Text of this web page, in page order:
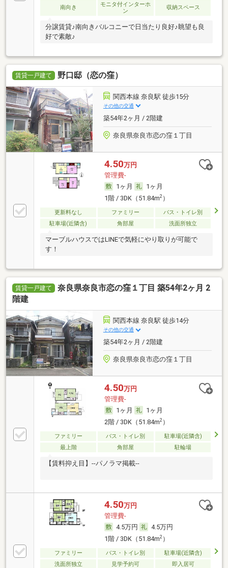
南向き
モニタ付インターホ
ン
収納スペース
分譲賃貸♪南向きバルコニーで日当たり良好♪眺望も良
好で素敵♪
賃貸一戸建て 野口邸（恋の窪）
関西本線 奈良駅 徒歩15分
その他の交通
築54年2ヶ月 / 2階建
奈良県奈良市恋の窪１丁目
4.50万円
管理費-
1ヶ月
1ヶ月
1階 / 3DK（51.84m2）
更新料なし ファミリー
バス・トイレ別
駐車場(近隣含)
角部屋 洗面所独立
マーブルハウスではLINEで気軽にやり取りが可能で
す！
賃貸一戸建て
奈良県奈良市恋の窪１丁目 築54年2ヶ月 2
階建
関西本線 奈良駅 徒歩14分
その他の交通
築54年2ヶ月 / 2階建
奈良県奈良市恋の窪１丁目
4.50万円
管理費-
1ヶ月
1ヶ月
2階 / 3DK（51.84m2）
ファミリー バス・トイレ別
駐車場(近隣含)
最上階
角部屋 駐輪場
【賃料抑え目】--パノラマ掲載--
4.50万円
管理費-
4.5万円
4.5万円
1階 / 3DK（51.84m2）
ファミリー バス・トイレ別
駐車場(近隣含)
洗面所独立
見学予約可 即入居可